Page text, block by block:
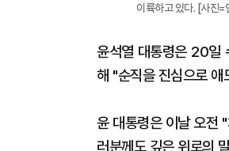
이륙하고 있다. [사진=
윤석열 대통령은 20일
해 "순직을 진심으로 애
윤 대통령은 이날 오전
러분께도 깊은 위로의